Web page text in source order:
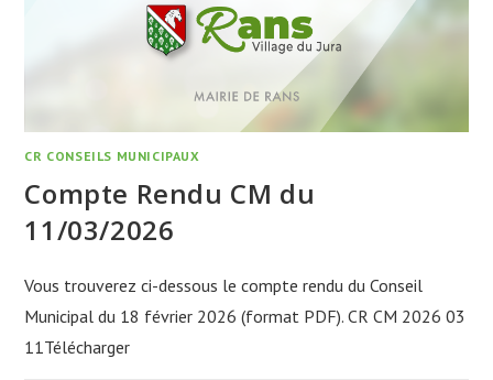
CR CONSEILS MUNICIPAUX
Compte Rendu CM du
11/03/2026
Vous trouverez ci-dessous le compte rendu du Conseil
Municipal du 18 février 2026 (format PDF). CR CM 2026 03
11Télécharger